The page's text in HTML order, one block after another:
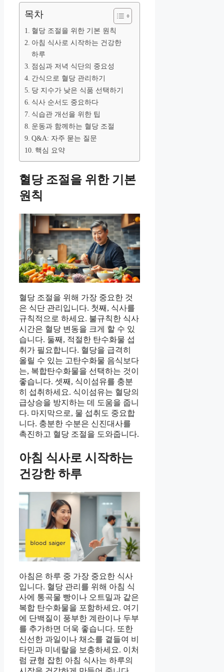
목차
혈당 조절을 위한 기본 원칙
아침 식사로 시작하는 건강한
하루
점심과 저녁 식단의 중요성
간식으로 혈당 관리하기
당 지수가 낮은 식품 선택하기
식사 순서도 중요하다
식습관 개선을 위한 팁
운동과 함께하는 혈당 조절
Q&A: 자주 묻는 질문
핵심 요약
혈당 조절을 위한 기본
원칙
혈당 조절을 위해 가장 중요한 것
은 식단 관리입니다. 첫째, 식사를
규칙적으로 하세요. 불규칙한 식사
시간은 혈당 변동을 크게 할 수 있
습니다. 둘째, 적절한 탄수화물 섭
취가 필요합니다. 혈당을 급격히
올릴 수 있는 고탄수화물 음식보다
는, 복합탄수화물을 선택하는 것이
좋습니다. 셋째, 식이섬유를 충분
히 섭취하세요. 식이섬유는 혈당의
급상승을 방지하는 데 도움을 줍니
다. 마지막으로, 물 섭취도 중요합
니다. 충분한 수분은 신진대사를
촉진하고 혈당 조절을 도와줍니다.
아침 식사로 시작하는
건강한 하루
아침은 하루 중 가장 중요한 식사
입니다. 혈당 관리를 위해 아침 식
사에 통곡물 빵이나 오트밀과 같은
복합 탄수화물을 포함하세요. 여기
에 단백질이 풍부한 계란이나 두부
를 추가하면 더욱 좋습니다. 또한
신선한 과일이나 채소를 곁들여 비
타민과 미네랄을 보충하세요. 이처
럼 균형 잡힌 아침 식사는 하루의